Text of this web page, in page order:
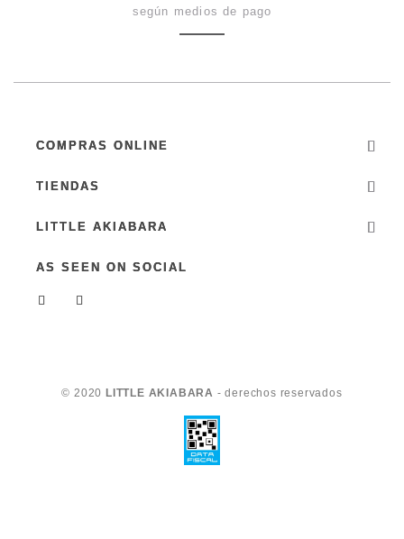
según medios de pago
COMPRAS ONLINE
TIENDAS
LITTLE AKIABARA
AS SEEN ON SOCIAL
© 2020 LITTLE AKIABARA - derechos reservados